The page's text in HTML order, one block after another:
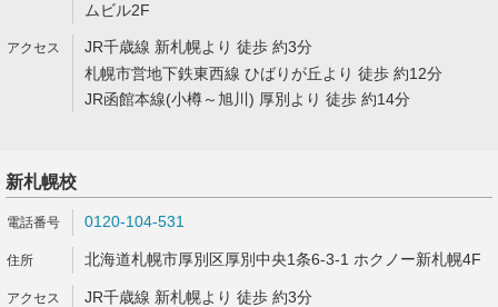
ムビル2F
JR千歳線 新札幌より 徒歩 約3分
札幌市営地下鉄東西線 ひばりが丘より 徒歩 約12分
JR函館本線(小樽～旭川) 厚別より 徒歩 約14分
新札幌校
0120-104-531
北海道札幌市厚別区厚別中央1条6-3-1 ホクノー新札幌4F
JR千歳線 新札幌より 徒歩 約3分